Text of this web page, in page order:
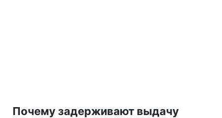
Почему задерживают выдачу